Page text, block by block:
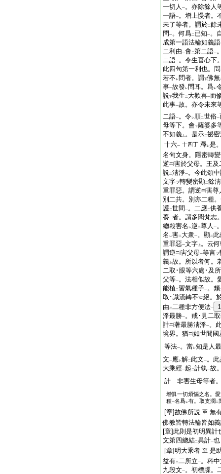
一切人 一。亦除餘人
一語一。增上慢者。
未了等者。謂於二餘
問一。何爲二 已知一。
成第一語法輪如義語
二利由一會二第二語一
二語一。令生喜心下
此四句第一利也。問
若不 レ問者。謂下佛無
事一故發 レ問耳。爲レ
説下我生 二 大歡喜一而
此事一故。亦令未來
二語一。令レ順二世俗一
母等下。會下薩婆多
不如義 上 。是示二祕
十六一 十四丁 釋レ是
名句文身。隱密轉
逆
害於父母。王及
説二淸淨一。今此頌
文字ヲ轉變密顯二餘
重罪惡。謂逆
害尊
別二共。別亦二種
護二世間 一。二應二供
養一者。謂多聞梵志
總殺害名 レ逆 二尊人 一
名 レ害二 大衆一。顯二 此
重罪惡一文字 上 。云
謂逆
害父母一等言ヲ
義 上故。所以者何。
二取･眼等六處･及
父等一。法相似故。
能植 二習氣種子一。類
取･識流轉不
絕。
由 二二種非方便法一
1
淨最勝一。戒･見二
計
著最勝淸淨一。
境界。猶
如世間國
等法一。當レ知是人
文一應レ解二 此文一。
大乘經一起 二計執一故
計 非害生母等者
增俱一切煩惱之名。
種一名爲レ有。取支潤 二
[章]故佛所説 至 無
佛教皆轉法輪皆如
[章]此則是初明異
文第四總結二異計一也
[章]明大乘者 至 是
益有二二所立一。科
九段文一。初標牒。